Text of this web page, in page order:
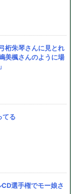
桁朱琴さんに見とれ
美楓さんのように場
てる
選手権でモー娘さ